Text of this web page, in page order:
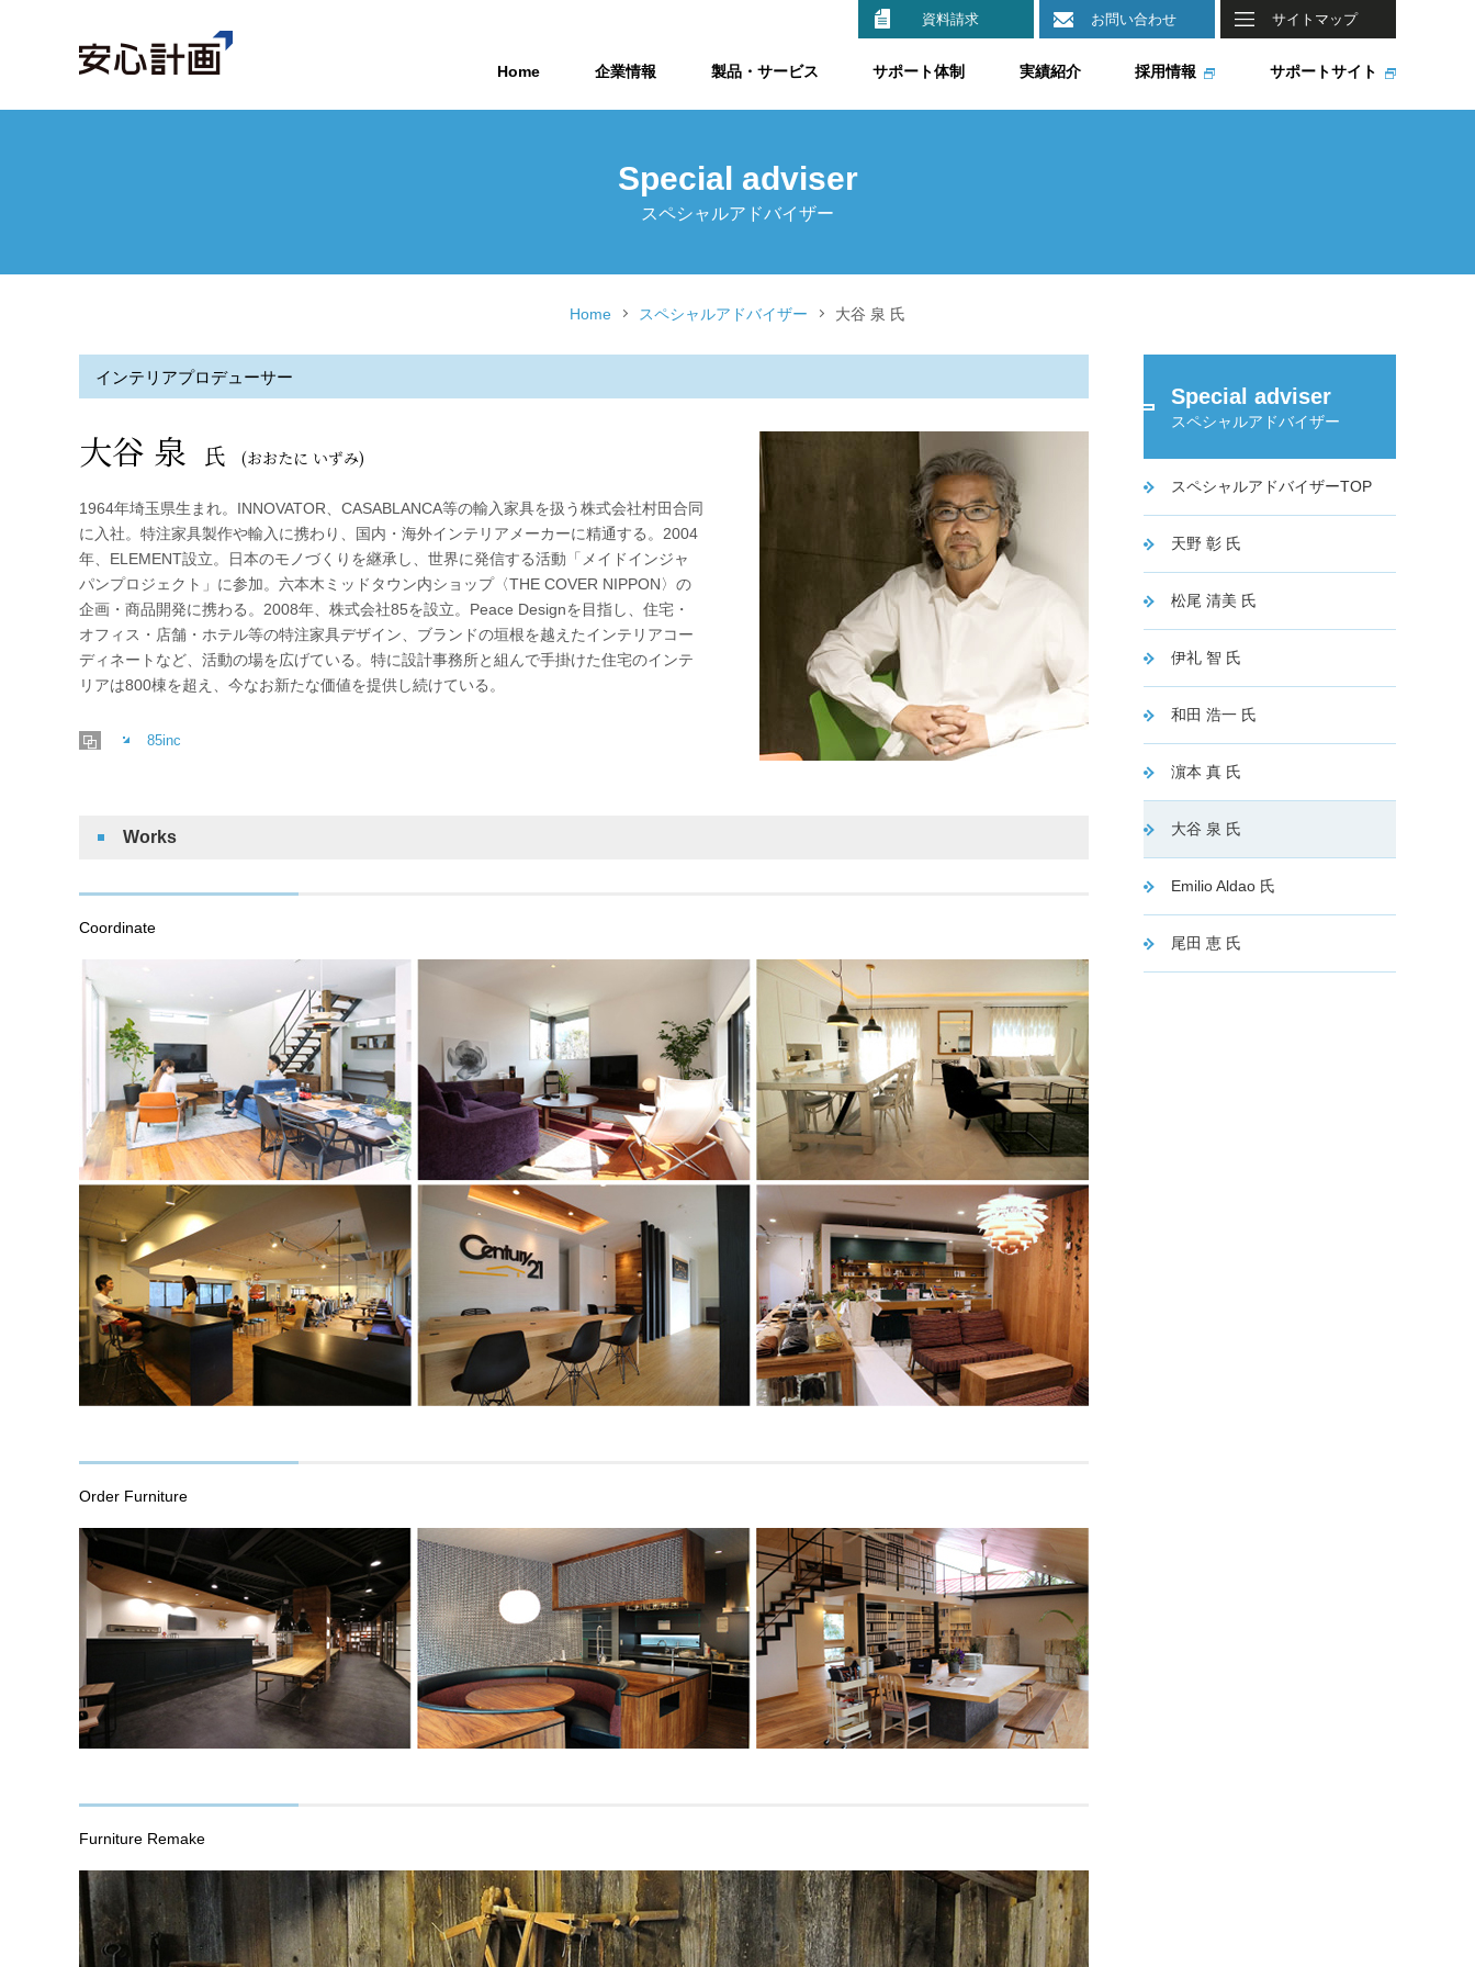
Home 企業情報 製品・サービス サポート体制 実績紹介 採用情報 サポートサイト
資料請求 お問い合わせ サイトマップ
Special adviser
スペシャルアドバイザー
Home スペシャルアドバイザー 大谷 泉 氏
インテリアプロデューサー
大谷 泉 氏 (おおたに いずみ)
1964年埼玉県生まれ。INNOVATOR、CASABLANCA等の輸入家具を扱う株式会社村田合同
に入社。特注家具製作や輸入に携わり、国内・海外インテリアメーカーに精通する。2004
年、ELEMENT設立。日本のモノづくりを継承し、世界に発信する活動「メイドインジャ
パンプロジェクト」に参加。六本木ミッドタウン内ショップ〈THE COVER NIPPON〉の
企画・商品開発に携わる。2008年、株式会社85を設立。Peace Designを目指し、住宅・
オフィス・店舗・ホテル等の特注家具デザイン、ブランドの垣根を越えたインテリアコー
ディネートなど、活動の場を広げている。特に設計事務所と組んで手掛けた住宅のインテ
リアは800棟を超え、今なお新たな価値を提供し続けている。
85inc
Works
Coordinate
Order Furniture
Furniture Remake
Special adviser
スペシャルアドバイザー
スペシャルアドバイザーTOP
天野 彰 氏
松尾 清美 氏
伊礼 智 氏
和田 浩一 氏
濵本 真 氏
大谷 泉 氏
Emilio Aldao 氏
尾田 恵 氏